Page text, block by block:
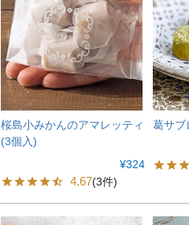
桜島小みかんのアマレッティ
(3個入)
¥324
4.67(3件)
葛サブ